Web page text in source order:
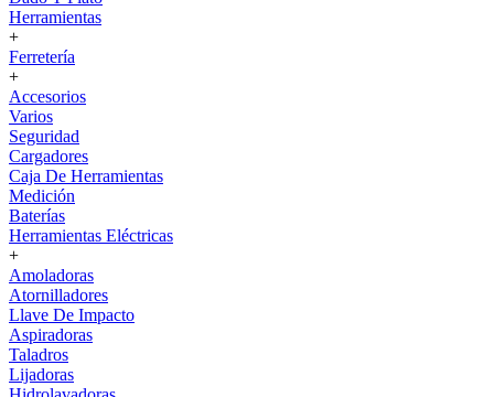
Herramientas
+
Ferretería
+
Accesorios
Varios
Seguridad
Cargadores
Caja De Herramientas
Medición
Baterías
Herramientas Eléctricas
+
Amoladoras
Atornilladores
Llave De Impacto
Aspiradoras
Taladros
Lijadoras